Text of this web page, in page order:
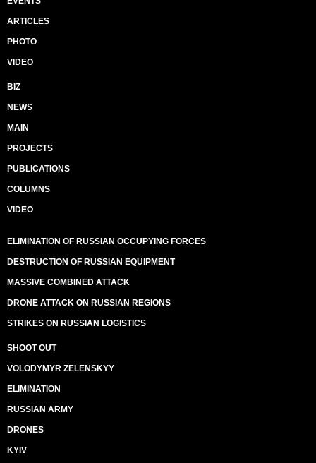
ARTICLES
PHOTO
VIDEO
BIZ
NEWS
MAIN
PROJECTS
PUBLICATIONS
COLUMNS
VIDEO
ELIMINATION OF RUSSIAN OCCUPYING FORCES
DESTRUCTION OF RUSSIAN EQUIPMENT
MASSIVE COMBINED ATTACK
DRONE ATTACK ON RUSSIAN REGIONS
STRIKES ON RUSSIAN LOGISTICS
SHOOT OUT
VOLODYMYR ZELENSKYY
ELIMINATION
RUSSIAN ARMY
DRONES
KYIV